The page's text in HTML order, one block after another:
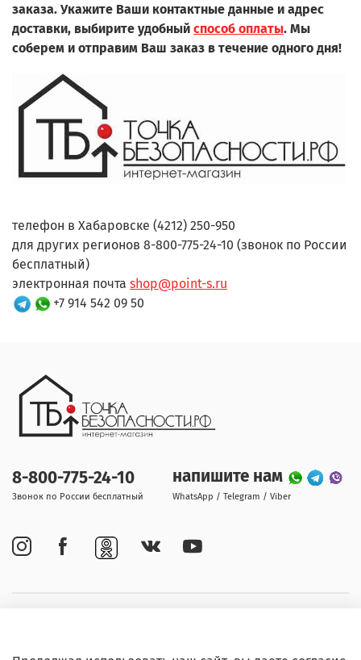
заказа. Укажите Ваши контактные данные и адрес
доставки, выбирите удобный способ оплаты. Мы
соберем и отправим Ваш заказ в течение одного дня!
телефон в Хабаровске (4212) 250-950
для других регионов 8-800-775-24-10 (звонок по России
бесплатный)
электронная почта shop@point-s.ru
+7 914 542 09 50
8-800-775-24-10
Звонок по России бесплатный
напишите нам
WhatsApp / Telegram / Viber